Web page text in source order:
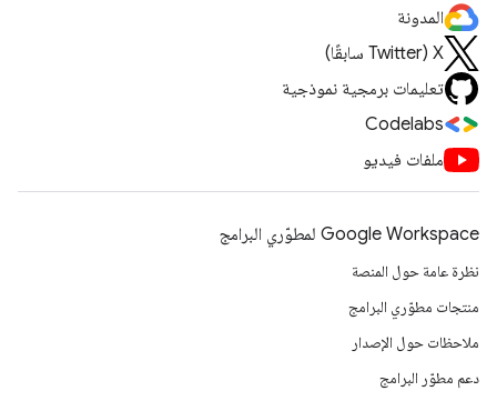
المدونة
‫X ‏(Twitter سابقًا)
تعليمات برمجية نموذجية
Codelabs
ملفات فيديو
Google Workspace لمطوّري البرامج
نظرة عامة حول المنصة
منتجات مطوّري البرامج
ملاحظات حول الإصدار
دعم مطوّر البرامج